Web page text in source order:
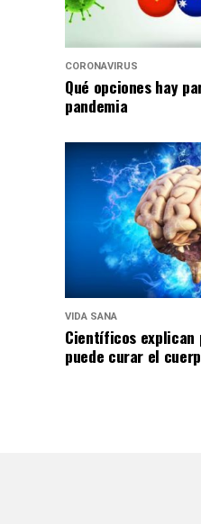
CORONAVIRUS
Qué opciones hay
pandemia
VIDA SANA
Científicos explican
puede curar el